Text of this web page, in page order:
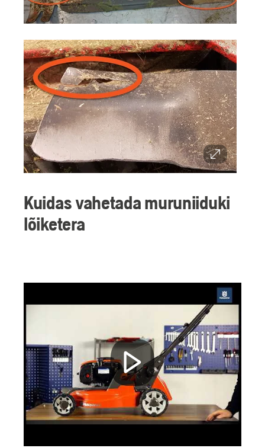
Kuidas vahetada muruniiduki
lõiketera